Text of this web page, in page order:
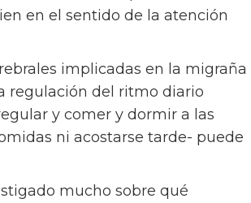
en el sentido de la atención
implicadas en la migraña
regulación del ritmo diario
y comer y dormir a las
ni acostarse tarde- puede
mucho sobre qué